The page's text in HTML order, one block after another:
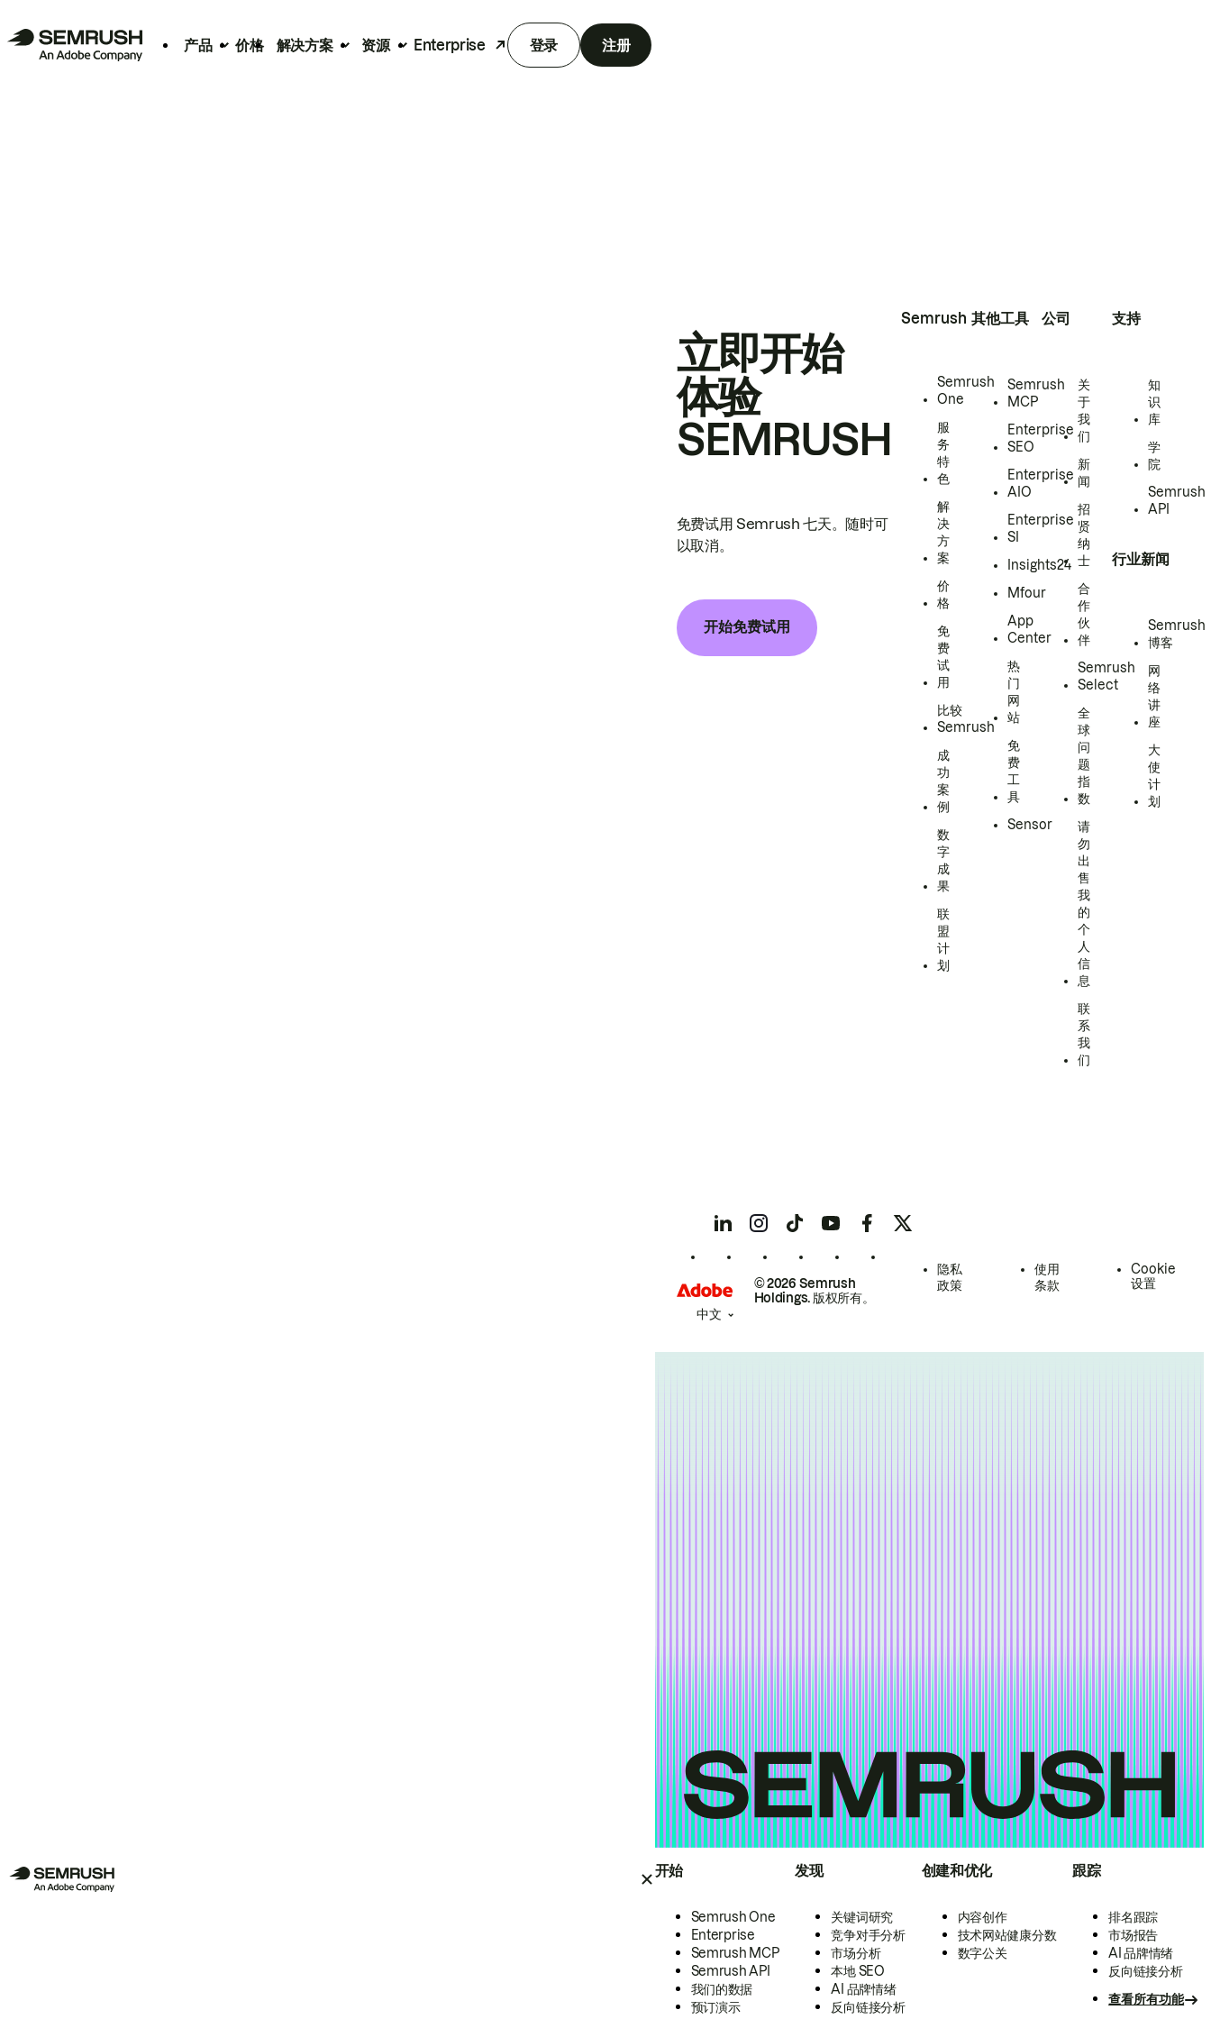
产品 价格 解决方案 资源 Enterprise 登录 注册
开始
Semrush One
Enterprise
Semrush MCP
Semrush API
我们的数据
预订演示
发现
关键词研究
竞争对手分析
市场分析
本地 SEO
AI 品牌情绪
反向链接分析
创建和优化
内容创作
技术网站健康分数
数字公关
跟踪
排名跟踪
市场报告
AI 品牌情绪
反向链接分析
查看所有功能
立即开始
体验
SEMRUSH
免费试用 Semrush 七天。随时可
以取消。
开始免费试用
Semrush
Semrush
One
服
务
特
色
解
决
方
案
价
格
免
费
试
用
比较
Semrush
成
功
案
例
数
字
成
果
联
盟
计
划
其他工具
Semrush
MCP
Enterprise
SEO
Enterprise
AIO
Enterprise
SI
Insights24
Mfour
App
Center
热
门
网
站
免
费
工
具
Sensor
公司
关
于
我
们
新
闻
招
贤
纳
士
合
作
伙
伴
Semrush
Select
全
球
问
题
指
数
请
勿
出
售
我
的
个
人
信
息
联
系
我
们
支持
知
识
库
学
院
Semrush
API
行业新闻
Semrush
博客
网
络
讲
座
大
使
计
划
© 2026 Semrush
Holdings. 版权所有。
隐私
政策
使用
条款
Cookie
设置
中文